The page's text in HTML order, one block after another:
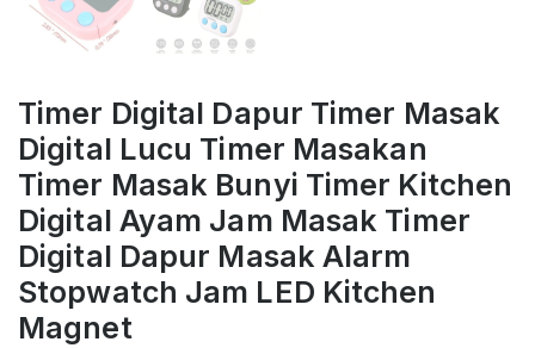
Timer Digital Dapur Timer Masak
Digital Lucu Timer Masakan
Timer Masak Bunyi Timer Kitchen
Digital Ayam Jam Masak Timer
Digital Dapur Masak Alarm
Stopwatch Jam LED Kitchen
Magnet